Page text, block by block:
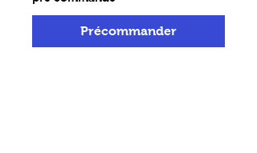
Précommander